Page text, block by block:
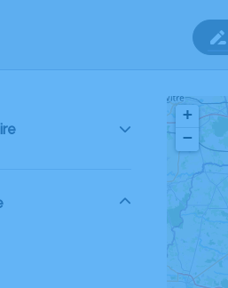
+
−